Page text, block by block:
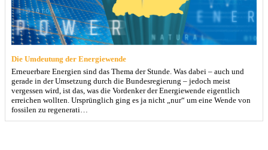
Die Umdeutung der Energiewende
Erneuerbare Energien sind das Thema der Stunde. Was dabei – auch und
gerade in der Umsetzung durch die Bundesregierung – jedoch meist
vergessen wird, ist das, was die Vordenker der Energiewende eigentlich
erreichen wollten. Ursprünglich ging es ja nicht „nur“ um eine Wende von
fossilen zu regenerati…